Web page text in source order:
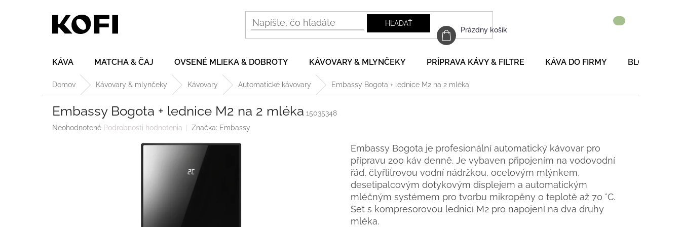
HĽADAŤ
NÁKUPNÝ
KOŠÍK
Prázdny košík
KÁVA MATCHA & ČAJ OVSENÉ MLIEKA & DOBROTY KÁVOVARY & MLYNČEKY PRÍPRAVA KÁVY & FILTRE KÁVA DO FIRMY BLOG
Domov Kávovary & mlynčeky Kávovary Automatické kávovary Embassy Bogota + lednice M2 na 2 mléka
Embassy Bogota + lednice M2 na 2 mléka 15035348
Priemerné
Neohodnotené Podrobnosti hodnotenia Značka: Embassy
Embassy Bogota je profesionální automatický kávovar pro
přípravu 200 káv denně. Je vybaven připojením na vodovodní
řád, čtyřlitrovou vodní nádržkou, ocelovým mlýnkem,
desetipalcovým dotykovým displejem a automatickým
mléčným systémem pro tvorbu mikropěny o teplotě až 70 °C.
Set s kompresorovou lednicí M2 pro napojení na dva druhy
mléka.